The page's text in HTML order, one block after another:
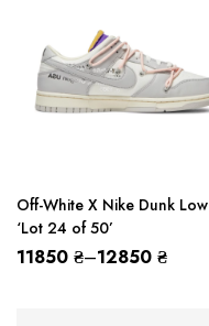
Off-White X Nike Dunk Low
‘Lot 24 of 50’
11850 ₴–12850 ₴